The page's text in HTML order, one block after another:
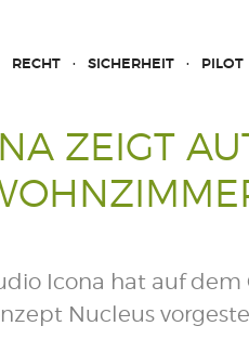
RECHT SICHERHEIT PILOT
ZEIGT
Icona hat auf
Nucleus